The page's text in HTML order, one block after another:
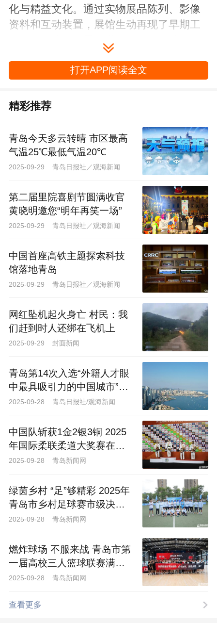
化与精益文化。通过实物展品陈列、影像
资料和互动装置，展馆生动再现了早期工
艰苦奋斗、敬业奉献的匠心故事，引导观
众在历史回望中感受工业文明的深厚积
小朋友在列车模拟驾驶舱模拟驾驶。
科技体验馆则以“高铁科技”为主题，聚
理转化为生动有趣的互动体验。馆内设有
“极创领跑”“极速之梦”“极效智造”“极致探秘”
“极达未来”和“火车乐园”等多个主题展厅，
涵盖高铁研发、制造和运行全流程，构建
起集场景沉浸、互动体验、科普教育、文
化传承与艺术审美于一体的多元科技空
“列车如何实现350公里时速平稳运
行？”“高铁卫生间如何运作？”在这里，知
识不再是枯燥的理论，而是融入每一次互
动探索。观众可以模拟驾驶高速列车，拆
解高铁核心部件模型，解锁“贴地飞行”背后
的科技密码；可以参与列车设计、车体焊
接、列车组装和试验验证等虚拟体验，了
解列车的工作原理；还可以通过问答闯
关、角色扮演等方式，了解高铁如何实现
“又快又稳又安全”的运行逻辑，在实践中深
打开APP阅读全文
精彩推荐
青岛今天多云转晴 市区最高
气温25℃最低气温20℃
2025-09-29 青岛日报社／观海新闻
第二届里院喜剧节圆满收官
黄晓明邀您“明年再笑一场”
2025-09-29 青岛日报社／观海新闻
中国首座高铁主题探索科技
馆落地青岛
2025-09-29 青岛日报社／观海新闻
网红坠机起火身亡 村民：我
们赶到时人还绑在飞机上
2025-09-29 封面新闻
青岛第14次入选“外籍人才眼
中最具吸引力的中国城市”十
强榜单
2025-09-28 青岛日报社/观海新闻
中国队斩获1金2银3铜 2025
年国际柔联柔道大奖赛在青
岛闭幕
2025-09-28 青岛新闻网
绿茵乡村 “足”够精彩 2025年
青岛市乡村足球赛市级决赛
拉开战幕
2025-09-28 青岛新闻网
燃炸球场 不服来战 青岛市第
一届高校三人篮球联赛满收
官！
2025-09-28 青岛新闻网
查看更多